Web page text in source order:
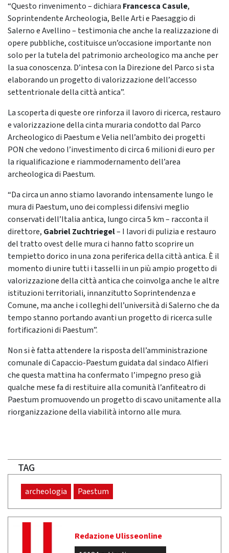
“Questo rinvenimento – dichiara Francesca Casule,
Soprintendente Archeologia, Belle Arti e Paesaggio di
Salerno e Avellino – testimonia che anche la realizzazione di
opere pubbliche, costituisce un’occasione importante non
solo per la tutela del patrimonio archeologico ma anche per
la sua conoscenza. D’intesa con la Direzione del Parco si sta
elaborando un progetto di valorizzazione dell’accesso
settentrionale della città antica”.
La scoperta di queste ore rinforza il lavoro di ricerca, restauro
e valorizzazione della cinta muraria condotto dal Parco
Archeologico di Paestum e Velia nell’ambito dei progetti
PON che vedono l’investimento di circa 6 milioni di euro per
la riqualificazione e riammodernamento dell’area
archeologica di Paestum.
“Da circa un anno stiamo lavorando intensamente lungo le
mura di Paestum, uno dei complessi difensivi meglio
conservati dell’Italia antica, lungo circa 5 km – racconta il
direttore, Gabriel Zuchtriegel– I lavori di pulizia e restauro
del tratto ovest delle mura ci hanno fatto scoprire un
tempietto dorico in una zona periferica della città antica. È il
momento di unire tutti i tasselli in un più ampio progetto di
valorizzazione della città antica che coinvolga anche le altre
istituzioni territoriali, innanzitutto Soprintendenza e
Comune, ma anche i colleghi dell’università di Salerno che da
tempo stanno portando avanti un progetto di ricerca sulle
fortificazioni di Paestum”.
Non si è fatta attendere la risposta dell’amministrazione
comunale di Capaccio-Paestum guidata dal sindaco Alfieri
che questa mattina ha confermato l’impegno preso già
qualche mese fa di restituire alla comunità l’anfiteatro di
Paestum promuovendo un progetto di scavo unitamente alla
riorganizzazione della viabilità intorno alle mura.
TAG
archeologia Paestum
Redazione Ulisseonline